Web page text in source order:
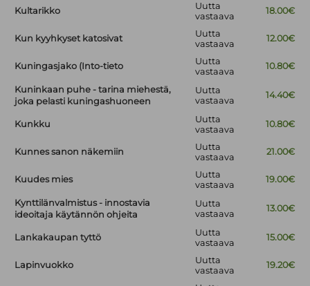
Kultarikko
Uutta
vastaava
18.00€
Kun kyyhkyset katosivat
Uutta
vastaava
12.00€
Kuningasjako (Into-tieto
Uutta
vastaava
10.80€
Kuninkaan puhe - tarina miehestä,
joka pelasti kuningashuoneen
Uutta
vastaava
14.40€
Kunkku
Uutta
vastaava
10.80€
Kunnes sanon näkemiin
Uutta
vastaava
21.00€
Kuudes mies
Uutta
vastaava
19.00€
Kynttilänvalmistus - innostavia
ideoitaja käytännön ohjeita
Uutta
vastaava
13.00€
Lankakaupan tyttö
Uutta
vastaava
15.00€
Lapinvuokko
Uutta
vastaava
19.20€